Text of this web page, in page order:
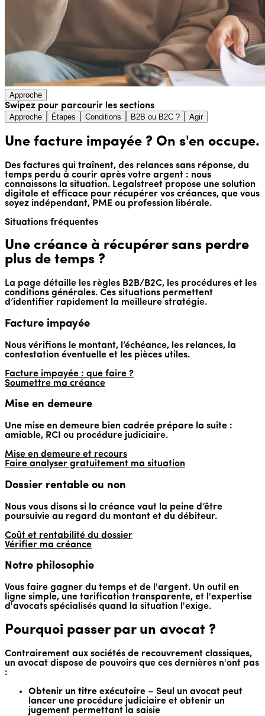
Approche
Swipez pour parcourir les sections
Approche Étapes Conditions B2B ou B2C ? Agir
Une facture impayée ? On s'en occupe.
Des factures qui traînent, des relances sans réponse, du
temps perdu à courir après votre argent : nous
connaissons la situation. Legalstreet propose une solution
digitale et efficace pour récupérer vos créances, que vous
soyez indépendant, PME ou profession libérale.
Situations fréquentes
Une créance à récupérer sans perdre
plus de temps ?
La page détaille les règles B2B/B2C, les procédures et les
conditions générales. Ces situations permettent
d’identifier rapidement la meilleure stratégie.
Facture impayée
Nous vérifions le montant, l’échéance, les relances, la
contestation éventuelle et les pièces utiles.
Facture impayée : que faire ?
Soumettre ma créance
Mise en demeure
Une mise en demeure bien cadrée prépare la suite :
amiable, RCI ou procédure judiciaire.
Mise en demeure et recours
Faire analyser gratuitement ma situation
Dossier rentable ou non
Nous vous disons si la créance vaut la peine d’être
poursuivie au regard du montant et du débiteur.
Coût et rentabilité du dossier
Vérifier ma créance
Notre philosophie
Vous faire gagner du temps et de l'argent. Un outil en
ligne simple, une tarification transparente, et l'expertise
d'avocats spécialisés quand la situation l'exige.
Pourquoi passer par un avocat ?
Contrairement aux sociétés de recouvrement classiques,
un avocat dispose de pouvoirs que ces dernières n'ont pas
:
Obtenir un titre exécutoire – Seul un avocat peut
lancer une procédure judiciaire et obtenir un
jugement permettant la saisie